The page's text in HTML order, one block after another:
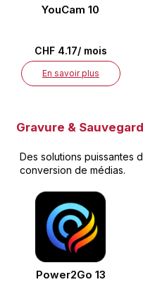
YouCam 10
CHF 4.17/ mois
En savoir plus
Gravure &
Des solutions puissantes
conversion de médias.
Power2Go 13